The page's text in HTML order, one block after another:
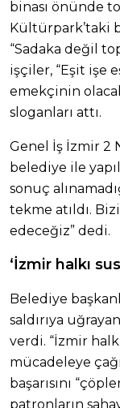
binası önünde
Kültürpark’taki
“Sadaka değil
işçiler, “Eşit işe
emekçinin
sloganları attı.
Genel İş İzmir 2
belediye ile
sonuç
tekme atıldı.
edeceğiz” dedi.
‘İzmir halkı
Belediye
saldırıya
verdi. “İzmir
mücadeleye
başarısını
patronların